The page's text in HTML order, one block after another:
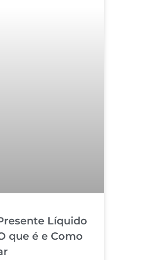
Líquido
que é e Como